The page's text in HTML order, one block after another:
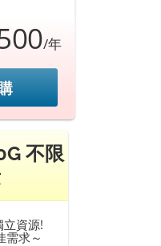
/年
不限
資源!
需求～